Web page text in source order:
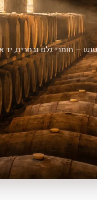
— חומרי גלם נבחרים, יד